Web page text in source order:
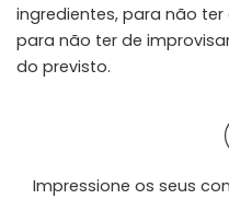
ingredientes, para não
para não ter de
do previsto.
Impressione os seus